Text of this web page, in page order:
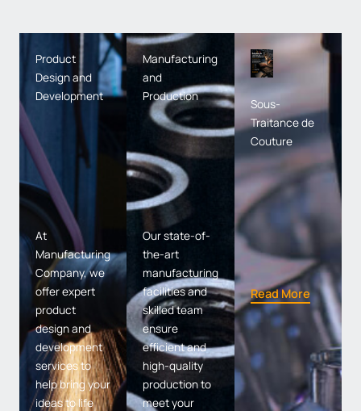
Product
Design and
Development
At
Manufacturing
Company, we
offer expert
product
design and
development
services to
help bring your
ideas to life
Manufacturing
and
Production
Our state-of-
the-art
manufacturing
facilities and
skilled team
ensure
efficient and
high-quality
production to
meet your
Sous-
Traitance de
Couture
Read More